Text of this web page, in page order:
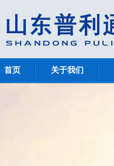
首页 关于我们